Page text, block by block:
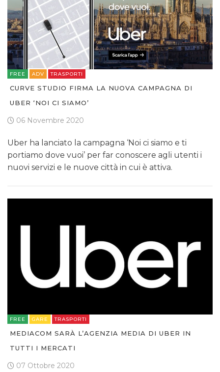
FREE ADV TRASPORTI
CURVE STUDIO FIRMA LA NUOVA CAMPAGNA DI
UBER ‘NOI CI SIAMO’
06 Novembre 2020
Uber ha lanciato la campagna ‘Noi ci siamo e ti
portiamo dove vuoi’ per far conoscere agli utenti i
nuovi servizi e le nuove città in cui è attiva.
FREE GARE TRASPORTI
MEDIACOM SARÀ L’AGENZIA MEDIA DI UBER IN
TUTTI I MERCATI
07 Ottobre 2020